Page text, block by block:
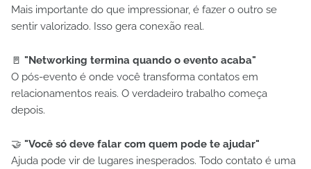
Mais importante do que impressionar, é fazer o outro se
sentir valorizado. Isso gera conexão real.
🚪 "Networking termina quando o evento acaba"
O pós-evento é onde você transforma contatos em
relacionamentos reais. O verdadeiro trabalho começa
depois.
🤝 "Você só deve falar com quem pode te ajudar"
Ajuda pode vir de lugares inesperados. Todo contato é uma